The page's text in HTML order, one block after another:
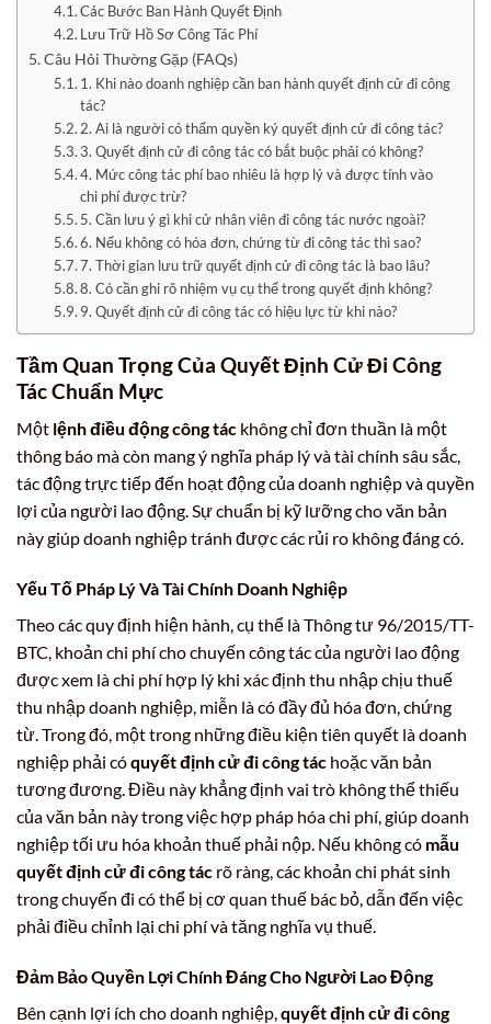
Các Bước Ban Hành Quyết Định
Lưu Trữ Hồ Sơ Công Tác Phí
Câu Hỏi Thường Gặp (FAQs)
1. Khi nào doanh nghiệp cần ban hành quyết định cử đi công
tác?
2. Ai là người có thẩm quyền ký quyết định cử đi công tác?
3. Quyết định cử đi công tác có bắt buộc phải có không?
4. Mức công tác phí bao nhiêu là hợp lý và được tính vào
chi phí được trừ?
5. Cần lưu ý gì khi cử nhân viên đi công tác nước ngoài?
6. Nếu không có hóa đơn, chứng từ đi công tác thì sao?
7. Thời gian lưu trữ quyết định cử đi công tác là bao lâu?
8. Có cần ghi rõ nhiệm vụ cụ thể trong quyết định không?
9. Quyết định cử đi công tác có hiệu lực từ khi nào?
Tầm Quan Trọng Của Quyết Định Cử Đi Công
Tác Chuẩn Mực
Một lệnh điều động công tác không chỉ đơn thuần là một
thông báo mà còn mang ý nghĩa pháp lý và tài chính sâu sắc,
tác động trực tiếp đến hoạt động của doanh nghiệp và quyền
lợi của người lao động. Sự chuẩn bị kỹ lưỡng cho văn bản
này giúp doanh nghiệp tránh được các rủi ro không đáng có.
Yếu Tố Pháp Lý Và Tài Chính Doanh Nghiệp
Theo các quy định hiện hành, cụ thể là Thông tư 96/2015/TT-
BTC, khoản chi phí cho chuyến công tác của người lao động
được xem là chi phí hợp lý khi xác định thu nhập chịu thuế
thu nhập doanh nghiệp, miễn là có đầy đủ hóa đơn, chứng
từ. Trong đó, một trong những điều kiện tiên quyết là doanh
nghiệp phải cóquyết định cử đi công tác hoặc văn bản
tương đương. Điều này khẳng định vai trò không thể thiếu
của văn bản này trong việc hợp pháp hóa chi phí, giúp doanh
nghiệp tối ưu hóa khoản thuế phải nộp. Nếu không có mẫu
quyết định cử đi công tác rõ ràng, các khoản chi phát sinh
trong chuyến đi có thể bị cơ quan thuế bác bỏ, dẫn đến việc
phải điều chỉnh lại chi phí và tăng nghĩa vụ thuế.
Đảm Bảo Quyền Lợi Chính Đáng Cho Người Lao Động
Bên cạnh lợi ích cho doanh nghiệp,quyết định cử đi công